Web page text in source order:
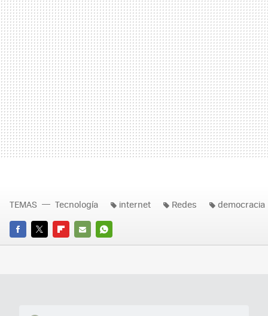
FACEBOOK
TWITTERFLIPBOARD
E-
WHATSAPP
TEMAS Tecnología internet Redes democracia